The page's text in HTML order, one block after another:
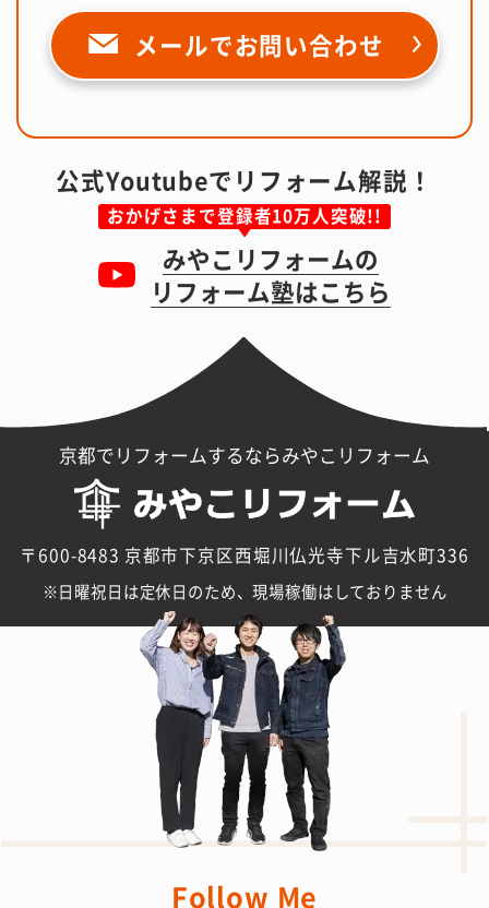
メールでお問い合わせ
公式Youtubeでリフォーム解説！
おかげさまで登録者10万人突破!!
みやこリフォームの
リフォーム塾はこちら
京都でリフォームするならみやこリフォーム
〒600-8483 京都市下京区西堀川仏光寺下ル吉水町336
日曜祝日は定休日のため、現場稼働はしておりません
Follow Me